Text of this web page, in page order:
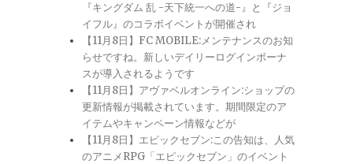
『キングダム 乱 -天下統一への道-』と『ジョ
イフル』のコラボイベントが開催され
【11月8日】FC MOBILE:メンテナンスのお知
らせですね。新しいデイリーログインボーナ
スが導入されるようです
【11月8日】アヴァベルオンライン:ショップの
更新情報が掲載されています。期間限定のア
イテムやキャンペーン情報などが
【11月8日】エピックセブン:この告知は、人気
のアニメRPG「エピックセブン」のイベント